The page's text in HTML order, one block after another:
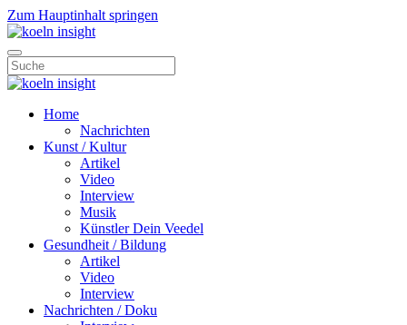
Zum Hauptinhalt springen
Home
Nachrichten
Kunst / Kultur
Artikel
Video
Interview
Musik
Künstler Dein Veedel
Gesundheit / Bildung
Artikel
Video
Interview
Nachrichten / Doku